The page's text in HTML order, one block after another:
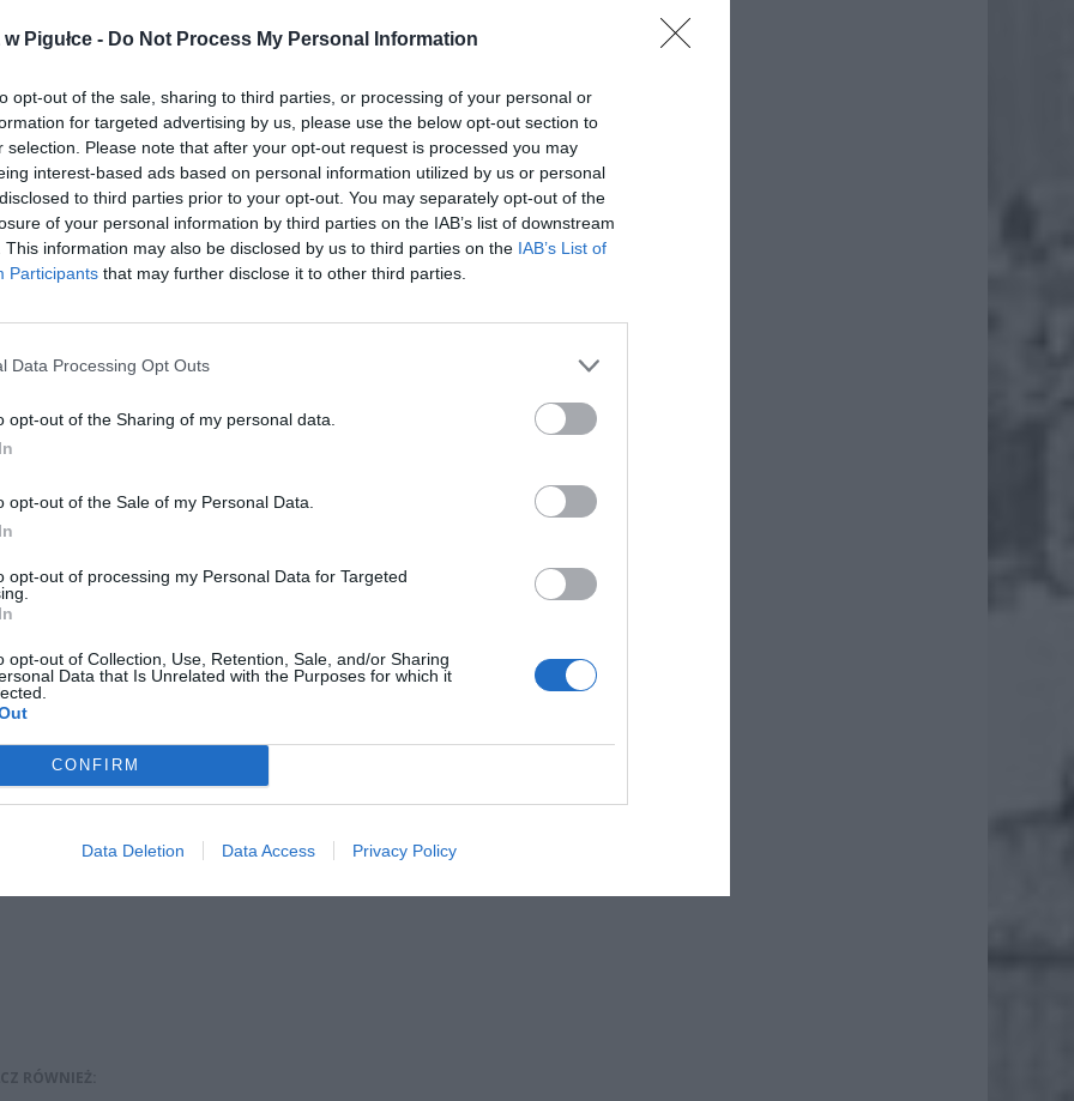
Pigułce - Do Not Process My Personal Information
opt-out of the sale, sharing to third parties, or processing of your personal or
for targeted advertising by us, please use the below opt-out section to
selection. Please note that after your opt-out request is processed you may
interest-based ads based on personal information utilized by us or personal
to third parties prior to your opt-out. You may separately opt-out of the
of your personal information by third parties on the IAB’s list of downstream
This information may also be disclosed by us to third parties on the IAB’s List of
Participants that may further disclose it to other third parties.
Data Processing Opt Outs
opt-out of the Sharing of my personal data.
opt-out of the Sale of my Personal Data.
opt-out of processing my Personal Data for Targeted
opt-out of Collection, Use, Retention, Sale, and/or Sharing
Data that Is Unrelated with the Purposes for which it
CONFIRM
Data Deletion Data Access Privacy Policy
PROMOCJA?
Kinder Bueno(Classic 43 g lub White 39 g).
jedynie za
ad
RÓWNIEŻ: